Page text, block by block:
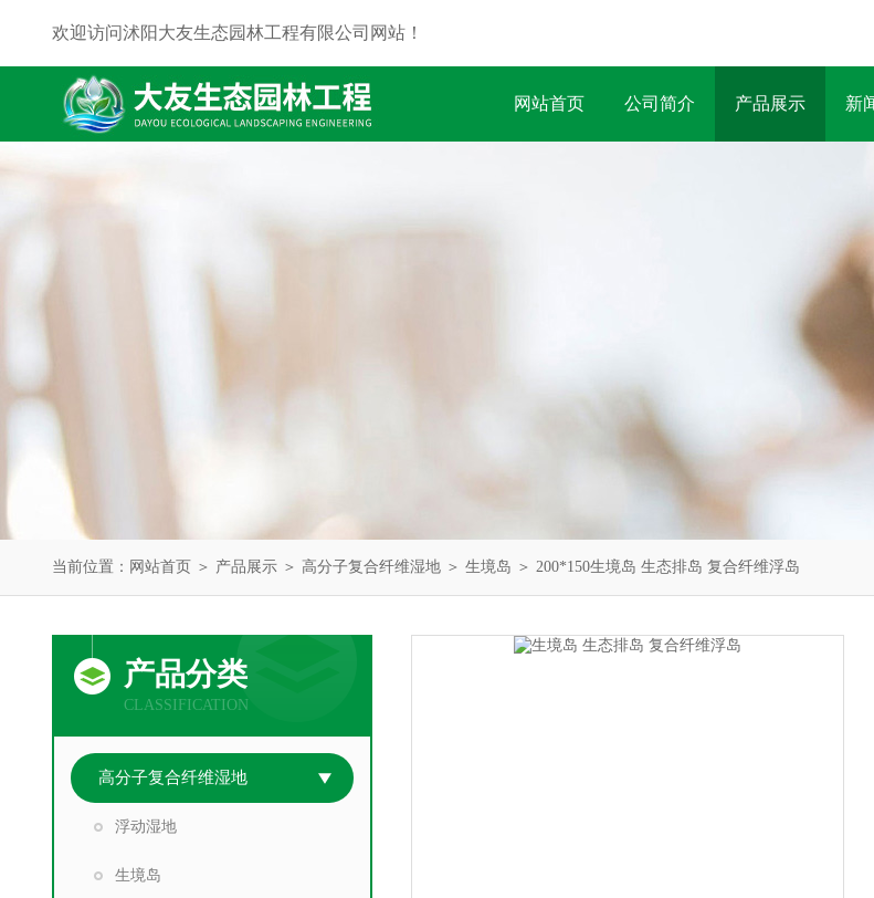
欢迎访问沭阳大友生态园林工程有限公司网站！
网站首页 公司简介 产品展示 新
当前位置： 网站首页 ＞ 产品展示 ＞ 高分子复合纤维湿地 ＞ 生境岛 ＞ 200*150生境岛 生态排岛 复合纤维浮岛
产品分类
CLASSIFICATION
高分子复合纤维湿地
浮动湿地
生境岛